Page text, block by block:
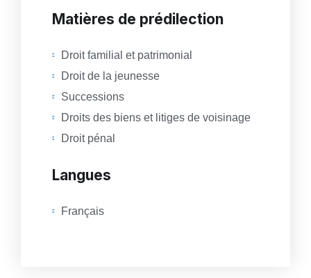
Matières de prédilection
Droit familial et patrimonial
Droit de la jeunesse
Successions
Droits des biens et litiges de voisinage
Droit pénal
Langues
Français